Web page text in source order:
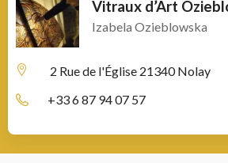
Vitraux d’Art
Izabela Ozieblowska
2 Rue de l'Église 21340 Nolay
+33 6 87 94 07 57